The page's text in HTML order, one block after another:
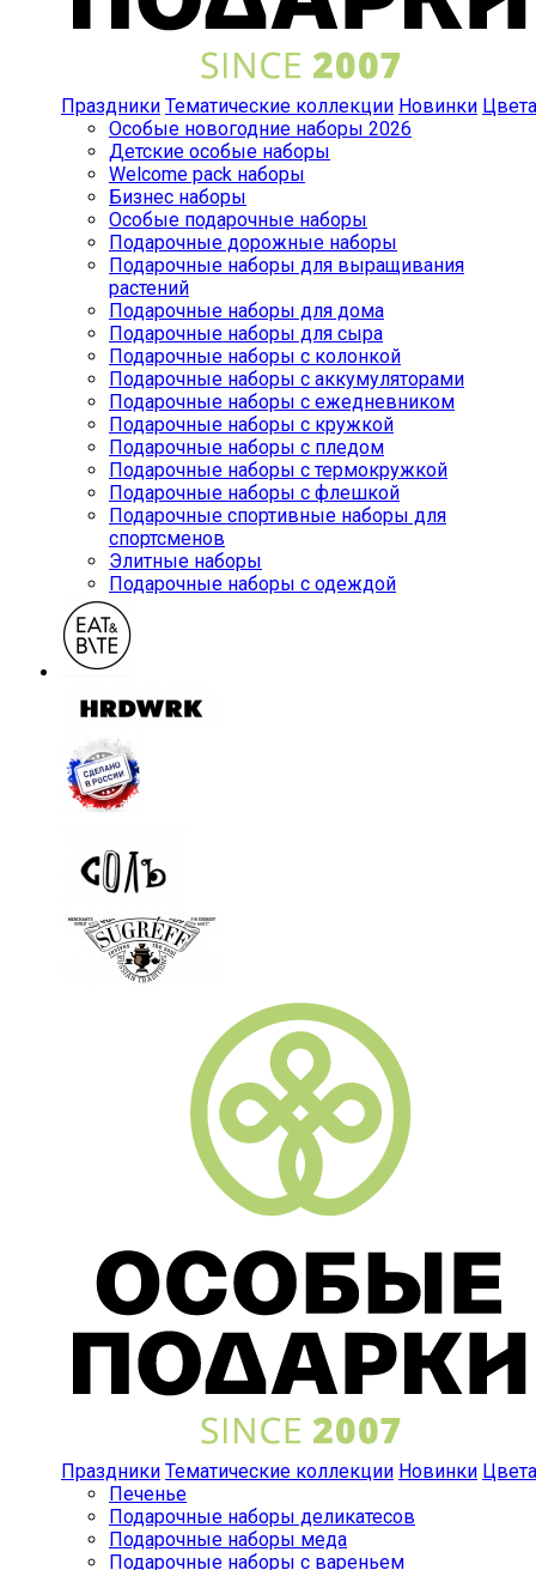
Праздники Тематические коллекции Новинки Цвета
Особые новогодние наборы 2026
Детские особые наборы
Welcome pack наборы
Бизнес наборы
Особые подарочные наборы
Подарочные дорожные наборы
Подарочные наборы для выращивания
растений
Подарочные наборы для дома
Подарочные наборы для сыра
Подарочные наборы с колонкой
Подарочные наборы с аккумуляторами
Подарочные наборы с ежедневником
Подарочные наборы с кружкой
Подарочные наборы с пледом
Подарочные наборы с термокружкой
Подарочные наборы с флешкой
Подарочные спортивные наборы для
спортсменов
Элитные наборы
Подарочные наборы с одеждой
Праздники Тематические коллекции Новинки Цвета
Печенье
Подарочные наборы деликатесов
Подарочные наборы меда
Подарочные наборы с вареньем